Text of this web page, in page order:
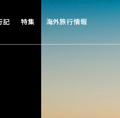
記 特集 海外旅行情報